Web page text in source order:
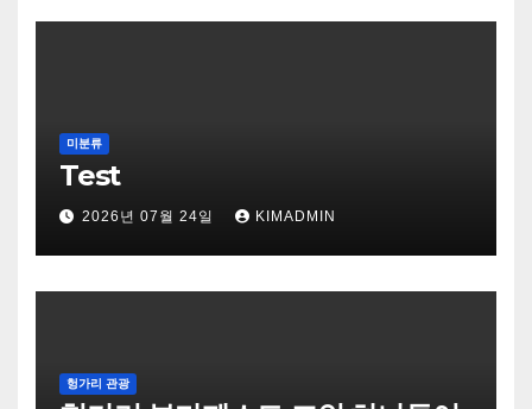
미분류
Test
2026년 07월 24일 KIMADMIN
헝가리 관광